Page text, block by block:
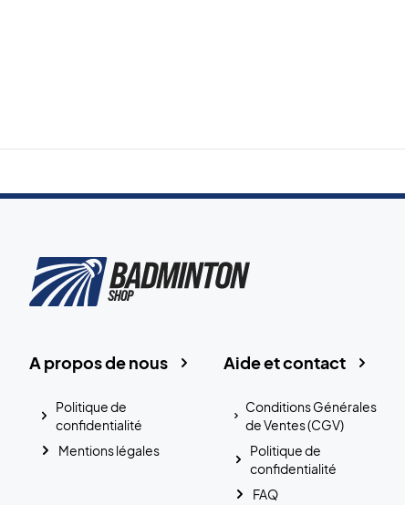
Aide et contact
Conditions Générales
de Ventes (CGV)
Politique de
confidentialité
FAQ
A propos de nous
Politique de
confidentialité
Mentions légales